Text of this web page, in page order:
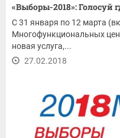
«Выборы-2018»: Голосуй
С 31 января по 12 марта
Многофункциональных
новая услуга,...
27.02.2018